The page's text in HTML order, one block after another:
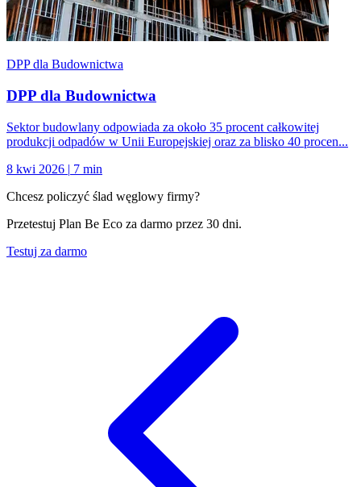
DPP dla Budownictwa
DPP dla Budownictwa
Sektor budowlany odpowiada za około 35 procent całkowitej
produkcji odpadów w Unii Europejskiej oraz za blisko 40 procen...
8 kwi 2026 | 7 min
Chcesz policzyć ślad węglowy firmy?
Przetestuj Plan Be Eco za darmo przez 30 dni.
Testuj za darmo